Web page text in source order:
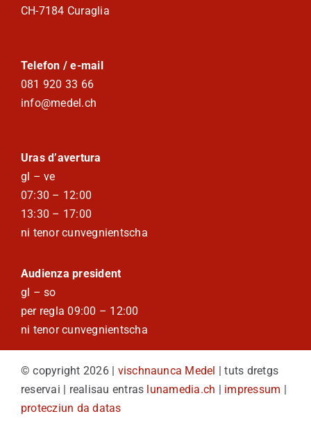
CH-7184 Curaglia
Telefon / e-mail
081 920 33 66
info@medel.ch
Uras d’avertura
gl – ve
07:30 – 12:00
13:30 – 17:00
ni tenor cunvegnientscha
Audienza president
gl – so
per regla 09:00 – 12:00
ni tenor cunvegnientscha
© copyright 2026 | vischnaunca Medel | tuts dretgs
reservai | realisau entras lunamedia.ch | impressum |
protecziun da datas